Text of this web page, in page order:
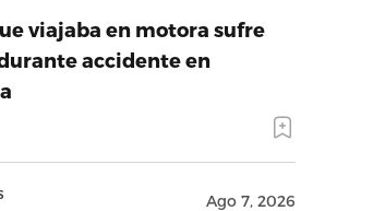
viajaba en motora sufre
accidente en
Ago 7, 2026